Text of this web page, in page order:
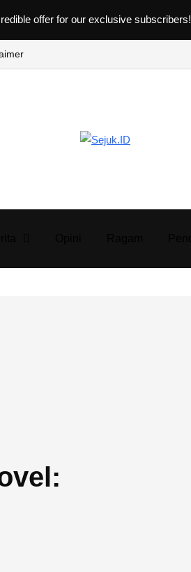
offer for our exclusive subscribers!